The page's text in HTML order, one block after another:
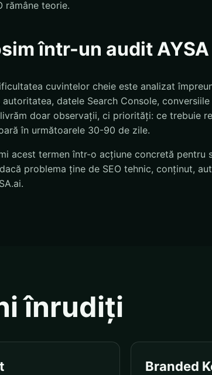
rămâne teorie.
într-un audit AYSA
cuvintelor cheie este analizat
datele Search Console,
doar observații, ci priorități: ce trebuie
în următoarele 30-90 de zile.
acest termen într-o acțiune concretă pentru
problema ține de SEO tehnic, conținut,
înrudiți
Branded